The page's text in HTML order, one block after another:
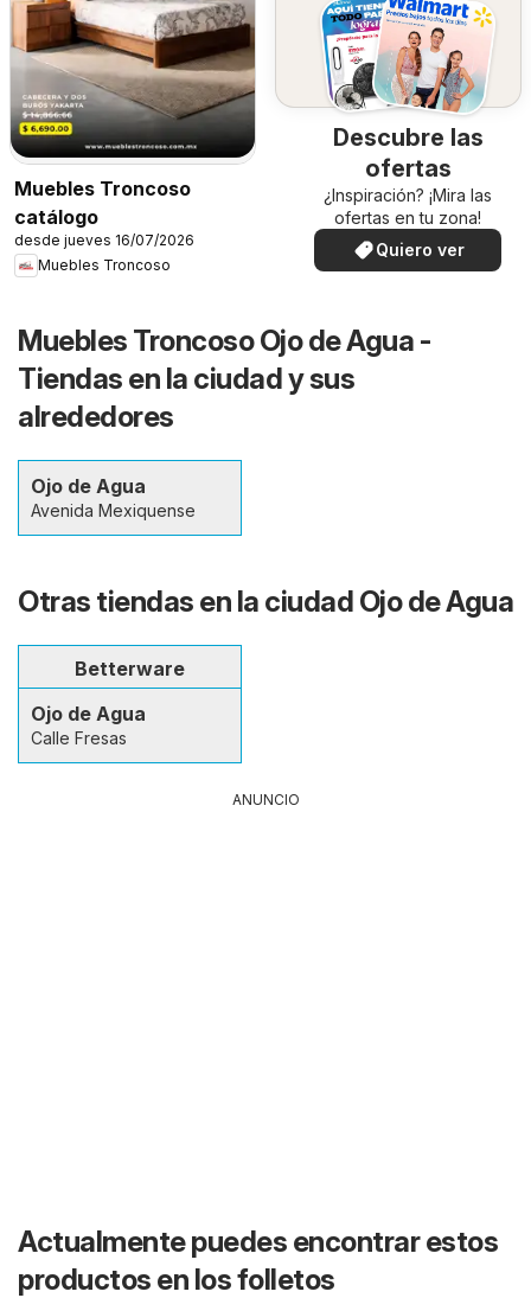
Muebles Troncoso
catálogo
desde jueves 16/07/2026
Muebles Troncoso
Descubre las
ofertas
¿Inspiración? ¡Mira las
ofertas en tu zona!
Quiero ver
Muebles Troncoso Ojo de Agua -
Tiendas en la ciudad y sus
alrededores
Ojo de Agua
Avenida Mexiquense
Otras tiendas en la ciudad Ojo de Agua
Betterware
Ojo de Agua
Calle Fresas
ANUNCIO
Actualmente puedes encontrar estos
productos en los folletos